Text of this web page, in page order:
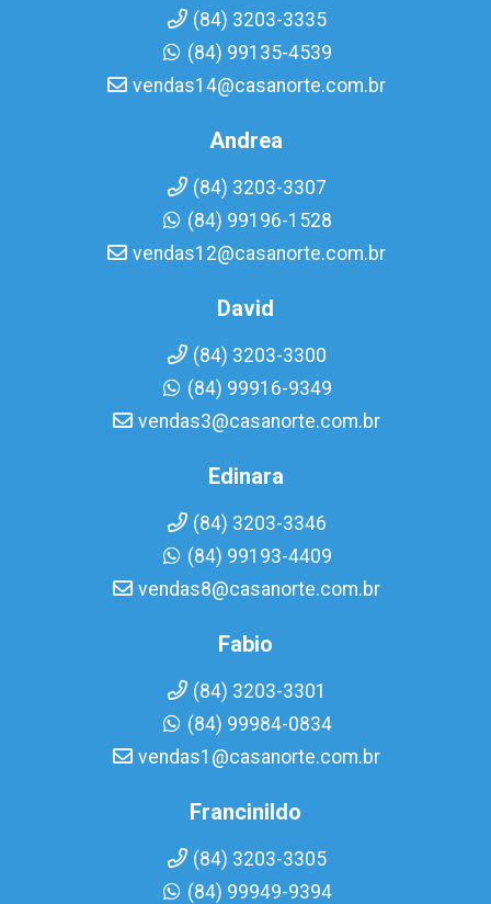
(84) 3203-3335
(84) 99135-4539
vendas14@casanorte.com.br
Andrea
(84) 3203-3307
(84) 99196-1528
vendas12@casanorte.com.br
David
(84) 3203-3300
(84) 99916-9349
vendas3@casanorte.com.br
Edinara
(84) 3203-3346
(84) 99193-4409
vendas8@casanorte.com.br
Fabio
(84) 3203-3301
(84) 99984-0834
vendas1@casanorte.com.br
Francinildo
(84) 3203-3305
(84) 99949-9394